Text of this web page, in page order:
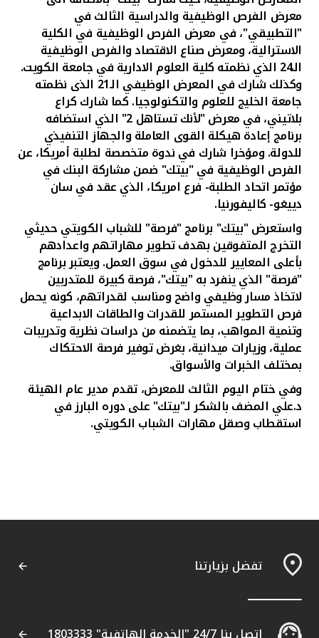
معرض الفرص الوظيفية والدراسية الثالث في
"التطبيقي"، في معرض الفرص الوظيفية في الكلية
الاسترالية، ومعرض صناع الاقتصاد والفرص الوظيفية
الـ24 الذي نظمته كلية العلوم الادارية في جامعة الكويت.
وكذلك شارك في المعرض الوظيفي الـ21 الذى نظمته
جامعة الخليج للعلوم والتكنولوجيا. كما شارك كراع
بلاتيني، في معرض "لأنك تستاهل 2" الذي استضافه
برنامج إعادة هيكلة القوى العاملة والجهاز التنفيذي
للدولة. ومؤخرا شارك في ندوة متخصصة لطلبة أمريكا، عن
الفرص الوظيفية في "بيتك" ضمن مشاركة البنك في
مؤتمر اتحاد الطلبة- فرع امريكا، الذي عقد في سان
دييغو- كاليفورنيا.
واستعرض "بيتك" برنامج "فرصة" للشباب الكويتي حديثي
التخرج المتفوقين بهدف تطوير مهاراتهم واعدادهم
بأعلى المعايير للدخول في سوق العمل. ويعتبر برنامج
"فرصة" الذي ينفرد به "بيتك"، فرصة كبيرة للمتدربين
لاتخاذ مسار وظيفي واضح ومناسب لقدراتهم، كونه يحمل
فرص التطوير المستمر للقدرات والطاقات الابداعية
وتنمية المواهب، بما يتضمنه من دراسات نظرية وتدريبات
عملية، وزيارات ميدانية، بغرض توفير فرصة الاحتكاك
بمختلف الخبرات والأسواق.
وفي ختام اليوم الثالث للمعرض، تقدم مدير عام الهيئة
د.علي المضفبالشكر لـ"بيتك" على دوره البارز في
استقطاب وصقل مهارات الشباب الكويتي.
تفضل بزيارتنا